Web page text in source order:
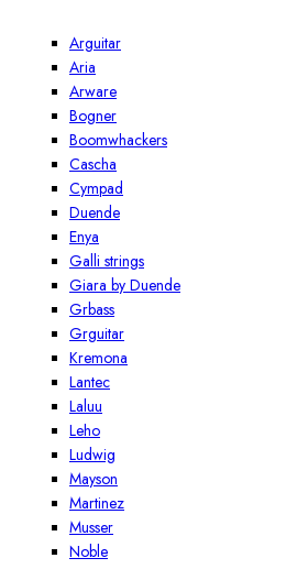
Arguitar
Aria
Arware
Bogner
Boomwhackers
Cascha
Cympad
Duende
Enya
Galli strings
Giara by Duende
Grbass
Grguitar
Kremona
Lantec
Laluu
Leho
Ludwig
Mayson
Martinez
Musser
Noble